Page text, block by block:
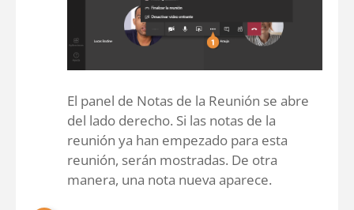
El panel de Notas de la Reunión se abre
del lado derecho. Si las notas de la
reunión ya han empezado para esta
reunión, serán mostradas. De otra
manera, una nota nueva aparece.